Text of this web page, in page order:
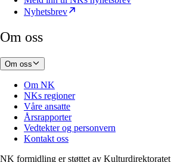
Nyhetsbrev
Om oss
Om oss
Om NK
NKs regioner
Våre ansatte
Årsrapporter
Vedtekter og personvern
Kontakt oss
NK formidling er støttet av Kulturdirektoratet